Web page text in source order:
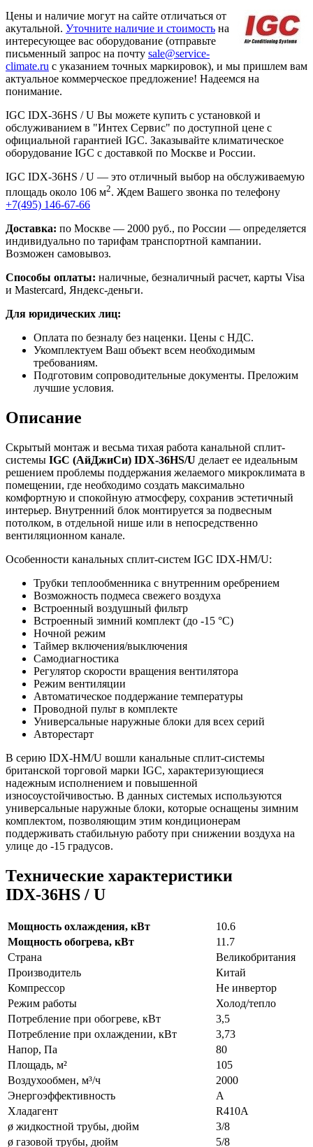
Цены и наличие могут на сайте отличаться от
акутальной. Уточните наличие и стоимость на
интересующее вас оборудование (отправьте
письменный запрос на почту sale@service-
climate.ru с указанием точных маркировок), и мы пришлем вам
актуальное коммерческое предложение! Надеемся на
понимание.
IGC IDХ-36HS / U Вы можете купить с установкой и
обслуживанием в "Интех Сервис" по доступной цене с
официальной гарантией IGC. Заказывайте климатическое
оборудование IGC с доставкой по Москве и России.
IGC IDХ-36HS / U — это отличный выбор на обслуживаемую
площадь около 106 м2. Ждем Вашего звонка по телефону
+7(495) 146-67-66
Доставка: по Москве — 2000 руб., по России — определяется
индивидуально по тарифам транспортной кампании.
Возможен самовывоз.
Способы оплаты: наличные, безналичный расчет, карты Visa
и Mastercard, Яндекс-деньги.
Для юридических лиц:
Оплата по безналу без наценки. Цены с НДС.
Укомплектуем Ваш объект всем необходимым
требованиям.
Подготовим сопроводительные документы. Преложим
лучшие условия.
Описание
Скрытый монтаж и весьма тихая работа канальной сплит-
системы IGC (АйДжиСи) IDХ-36HS/U делает ее идеальным
решением проблемы поддержания желаемого микроклимата в
помещении, где необходимо создать максимально
комфортную и спокойную атмосферу, сохранив эстетичный
интерьер. Внутренний блок монтируется за подвесным
потолком, в отдельной нише или в непосредственно
вентиляционном канале.
Особенности канальных сплит-систем IGC IDX-HM/U:
Трубки теплообменника с внутренним оребрением
Возможность подмеса свежего воздуха
Встроенный воздушный фильтр
Встроенный зимний комплект (до -15 °С)
Ночной режим
Таймер включения/выключения
Самодиагностика
Регулятор скорости вращения вентилятора
Режим вентиляции
Автоматическое поддержание температуры
Проводной пульт в комплекте
Универсальные наружные блоки для всех серий
Авторестарт
В серию IDX-HM/U вошли канальные сплит-системы
британской торговой марки IGC, характеризующиеся
надежным исполнением и повышенной
износоустойчивостью. В данных системых используются
универсальные наружные блоки, которые оснащены зимним
комплектом, позволяющим этим кондиционерам
поддерживать стабильную работу при снижении воздуха на
улице до -15 градусов.
Технические характеристики
IDХ-36HS / U
Мощность охлаждения, кВт
10.6
Мощность обогрева, кВт
11.7
Страна
Великобритания
Производитель
Китай
Компрессор
Не инвертор
Режим работы
Холод/тепло
Потребление при обогреве, кВт
3,5
Потребление при охлаждении, кВт
3,73
Напор, Па
80
Площадь, м²
105
Воздухообмен, м³/ч
2000
Энергоэффективность
A
Хладагент
R410A
ø жидкостной трубы, дюйм
3/8
ø газовой трубы, дюйм
5/8